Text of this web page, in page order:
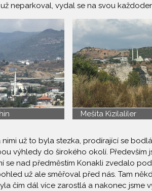
neparkoval, vydal se na svou
Mešita Kizilaliler
už to byla stezka, prodírající se
výhledy do širokého okolí. Především
nad předměstím Konakli zvedalo
už ale směřoval před nás. Tam
čím dál více zarostlá a nakonec jsme